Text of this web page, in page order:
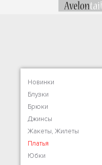
Новинки
Блузки
Брюки
Джинсы
Жакеты, Жилеты
Платья
Юбки